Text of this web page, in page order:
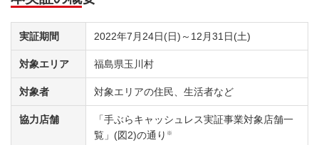
実証期間 2022年7月24日(日)～12月31日(土)
対象エリア 福島県玉川村
対象者 対象エリアの住民、生活者など
協力店舗
「手ぶらキャッシュレス実証事業対象店舗一
覧」(図2)の通り ※